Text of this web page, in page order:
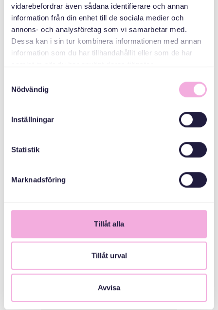
vidarebefordrar även sådana identifierare och annan
information från din enhet till de sociala medier och
annons- och analysföretag som vi samarbetar med.
Dessa kan i sin tur kombinera informationen med annan
information som du har tillhandahållit eller som de har
Nödvändig
Inställningar
Statistik
Marknadsföring
Tillåt alla
Tillåt urval
Avvisa
СПІВОРГАНІЗАТОРИ
Stockholms Stad